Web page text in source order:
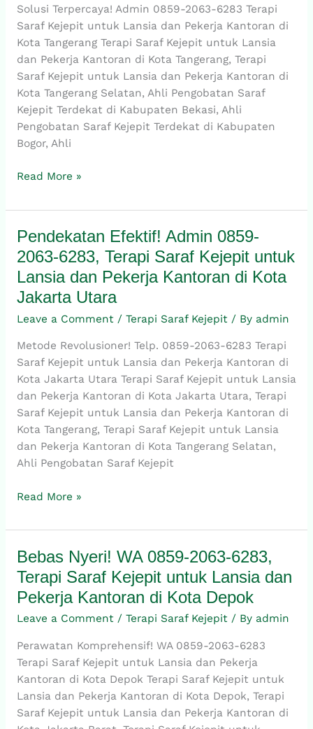
Solusi Terpercaya! Admin 0859-2063-6283 Terapi
Saraf Kejepit untuk Lansia dan Pekerja Kantoran di
Kota Tangerang Terapi Saraf Kejepit untuk Lansia
dan Pekerja Kantoran di Kota Tangerang, Terapi
Saraf Kejepit untuk Lansia dan Pekerja Kantoran di
Kota Tangerang Selatan, Ahli Pengobatan Saraf
Kejepit Terdekat di Kabupaten Bekasi, Ahli
Pengobatan Saraf Kejepit Terdekat di Kabupaten
Bogor, Ahli
Saraf
Kejepit
untuk
Lansia
dan
Pekerja
Kantoran
di
Kota
Read More »
Pendekatan Efektif! Admin 0859-
2063-6283, Terapi Saraf Kejepit untuk
Lansia dan Pekerja Kantoran di Kota
Jakarta Utara
Leave a Comment / Terapi Saraf Kejepit / By admin
Metode Revolusioner! Telp. 0859-2063-6283 Terapi
Saraf Kejepit untuk Lansia dan Pekerja Kantoran di
Kota Jakarta Utara Terapi Saraf Kejepit untuk Lansia
dan Pekerja Kantoran di Kota Jakarta Utara, Terapi
Saraf Kejepit untuk Lansia dan Pekerja Kantoran di
Kota Tangerang, Terapi Saraf Kejepit untuk Lansia
dan Pekerja Kantoran di Kota Tangerang Selatan,
Ahli Pengobatan Saraf Kejepit
Pendekatan
Efektif!
Admin
0859-
2063-
6283,
Saraf
Kejepit
untuk
Lansia
dan
Pekerja
Kantoran
di
Jakarta
Read More »
Bebas Nyeri! WA 0859-2063-6283,
Terapi Saraf Kejepit untuk Lansia dan
Pekerja Kantoran di Kota Depok
Leave a Comment / Terapi Saraf Kejepit / By admin
Perawatan Komprehensif! WA 0859-2063-6283
Terapi Saraf Kejepit untuk Lansia dan Pekerja
Kantoran di Kota Depok Terapi Saraf Kejepit untuk
Lansia dan Pekerja Kantoran di Kota Depok, Terapi
Saraf Kejepit untuk Lansia dan Pekerja Kantoran di
Bebas
Nyeri!
WA
0859-
2063-
6283,
Terapi
Saraf
Kejepit
untuk
Lansia